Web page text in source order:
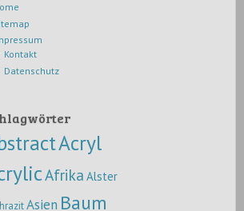
Kontakt
Datenschutz
Acryl
Afrika Alster
Asien Baum